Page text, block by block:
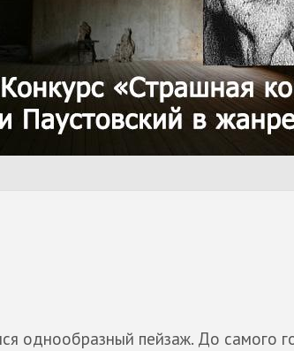
однообразный пейзаж. До самого